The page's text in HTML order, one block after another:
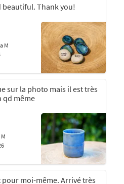
beautiful. Thank you!
M
sur la photo mais il est très
qd même
pour moi-même. Arrivé très